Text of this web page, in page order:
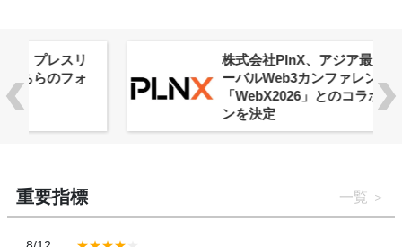
株式会社PlnX、アジア最大級のグロ
ーバルWeb3カンファレンス
「WebX2026」とのコラボレーショ
重要指標 一覧